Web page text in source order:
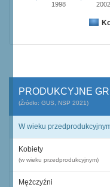
1998 2002
PRODUKCYJNE
(Źródło: GUS, NSP 2021)
W wieku
Kobiety
(w wieku przedprodukcyjnym)
Mężczyźni